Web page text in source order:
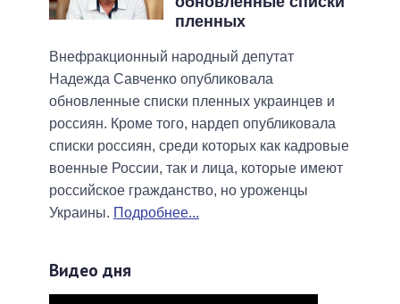
пленных
Внефракционный народный депутат
Надежда Савченко опубликовала
обновленные списки пленных украинцев и
россиян. Кроме того, нардеп опубликовала
списки россиян, среди которых как кадровые
военные России, так и лица, которые имеют
российское гражданство, но уроженцы
Украины. Подробнее...
Видео дня